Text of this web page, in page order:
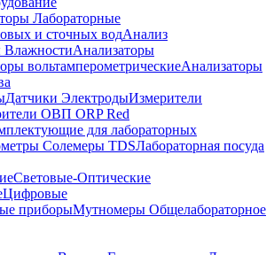
Лабораторные
и сточных водАнализ
ВлажностиАнализаторы
вольтамперометрическиеАнализаторы
Датчики ЭлектродыИзмерители
ОВП ORP Red
для лабораторных
Солемеры TDSЛабораторная посуда
Световые-Оптические
Цифровые
приборыМутномеры Общелабораторное